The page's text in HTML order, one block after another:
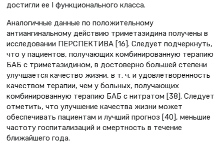
достигли ее I функционального класса.
Аналогичные данные по положительному
антиангинальному действию триметазидина получены в
исследовании ПЕРСПЕКТИВА [16]. Следует подчеркнуть,
что у пациентов, получающих комбинированную терапию
БАБ с триметазидином, в достоверно большей степени
улучшается качество жизни, в т. ч. и удовлетворенность
качеством терапии, чем у больных, получающих
комбинированную терапию БАБ с нитратом [38]. Следует
отметить, что улучшение качества жизни может
обеспечивать пациентам и лучший прогноз [40], меньшие
частоту госпитализаций и смертность в течение
ближайшего года.